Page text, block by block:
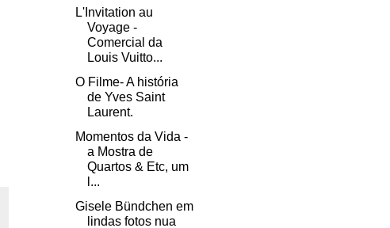
L'Invitation au
Voyage -
Comercial da
Louis Vuitto...
O Filme- A história
de Yves Saint
Laurent.
Momentos da Vida -
a Mostra de
Quartos & Etc, um
l...
Gisele Bündchen em
lindas fotos nua